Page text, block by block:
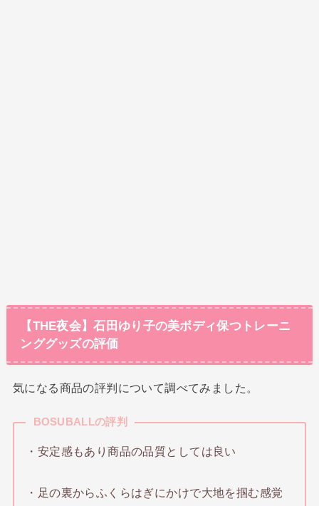
【THE夜会】石田ゆり子の美ボディ保つトレーニ
ンググッズの評価
気になる商品の評判について調べてみました。
BOSUBALLの評判
・安定感もあり商品の品質としては良い
・足の裏からふくらはぎにかけで大地を掴む感覚